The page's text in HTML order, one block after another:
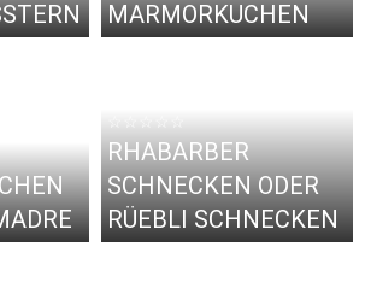
MARMORKUCHEN
RHABARBER
SCHNECKEN ODER
RÜEBLI SCHNECKEN